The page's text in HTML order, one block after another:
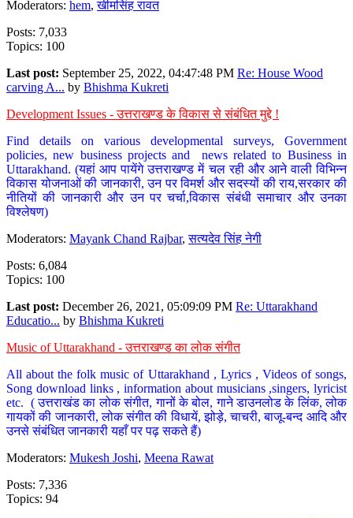
Moderators: hem,खीमसिंह रावत
Posts: 7,033
Topics: 100
Last post: September 25, 2022, 04:47:48 PM Re: House Wood
carving A... by Bhishma Kukreti
Development Issues - उत्तराखण्ड के विकास से संबंधित मुद्दे !
Find details on various developmental surveys, Government
policies, new business projects and news related to Business in
Uttarakhand. (यहां आप पायेंगे उत्तराखण्ड में चल रही और आने वाली विभिन्न
विकास योजनाओं की जानकारी, उन पर विमर्श और सदस्यों की राय,सरकार की
नीतियों की जानकारी और उन पर चर्चा,विकास संबंधी समाचार और उनका
विश्लेषण)
Moderators: Mayank Chand Rajbar,सत्यदेव सिंह नेगी
Posts: 6,084
Topics: 100
Last post: December 26, 2021, 05:09:09 PM Re: Uttarakhand
Educatio... by Bhishma Kukreti
Music of Uttarakhand - उत्तराखण्ड का लोक संगीत
All about the folk music of Uttarakhand , Lyrics , Videos of songs,
Song download links , information about musicians ,singers, lyricist
etc. ( उत्तराखंड का लोक संगीत, गानों के बोल, गाने डाउनलोड के लिंक, लोक
गायकों की जानकारी, लोक संगीत की विधायें, झोड़े, चाचरी, बाजू-बन्द आदि और
उनसे संबंधित जानकारी यहाँ पर पढ़ सकते हैं)
Moderators: Mukesh Joshi, Meena Rawat
Posts: 7,336
Topics: 94